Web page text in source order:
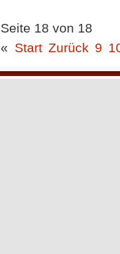
Seite 18 von 18
« Start Zurück 9